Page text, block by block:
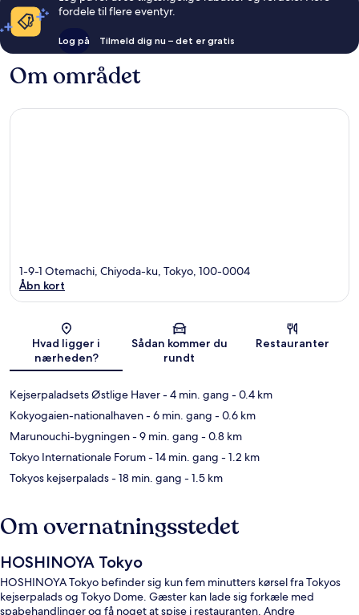
fordele til flere eventyr.
Log på Tilmeld dig nu – det er gratis
Om området
Kort
1-9-1 Otemachi, Chiyoda-ku, Tokyo, 100-0004
Åbn kort
Hvad ligger i
nærheden?
Sådan kommer du
rundt
Restauranter
Kejserpaladsets Østlige Haver- 4 min. gang - 0.4 km
Kokyogaien-nationalhaven- 6 min. gang - 0.6 km
Marunouchi-bygningen- 9 min. gang - 0.8 km
Tokyo Internationale Forum- 14 min. gang - 1.2 km
Tokyos kejserpalads- 18 min. gang - 1.5 km
Om overnatningsstedet
HOSHINOYA Tokyo
HOSHINOYA Tokyo befinder sig kun fem minutters kørsel fra Tokyos
kejserpalads og Tokyo Dome. Gæster kan lade sig forkæle med
spabehandlinger og få noget at spise i restauranten. Andre